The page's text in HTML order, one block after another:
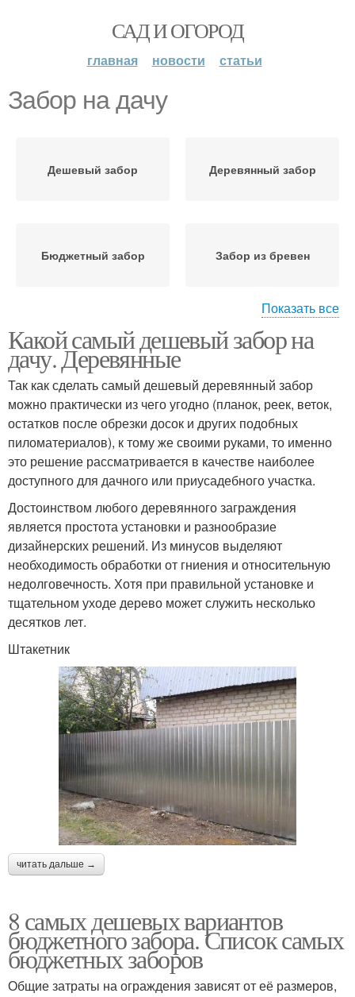
САД И ОГОРОД
главная новости статьи
Забор на дачу
Дешевый забор Деревянный забор
Бюджетный забор Забор из бревен
Забор из профнастила Профнастил для забора
Бюджетные заборы Забор для дачи
Деревянные заборы Бесплатный забор
Забор в зависимости Забор из дерева
Металлический забор Забор из сетки
Плетеный забор Недорогой забор
Забор из фасадной
сетки
Показать все
Какой самый дешевый забор на
дачу. Деревянные
Так как сделать самый дешевый деревянный забор
можно практически из чего угодно (планок, реек, веток,
остатков после обрезки досок и других подобных
пиломатериалов), к тому же своими руками, то именно
это решение рассматривается в качестве наиболее
доступного для дачного или приусадебного участка.
Достоинством любого деревянного заграждения
является простота установки и разнообразие
дизайнерских решений. Из минусов выделяют
необходимость обработки от гниения и относительную
недолговечность. Хотя при правильной установке и
тщательном уходе дерево может служить несколько
десятков лет.
Штакетник
читать дальше →
8 самых дешевых вариантов
бюджетного забора. Список самых
бюджетных заборов
Общие затраты на ограждения зависят от её размеров,